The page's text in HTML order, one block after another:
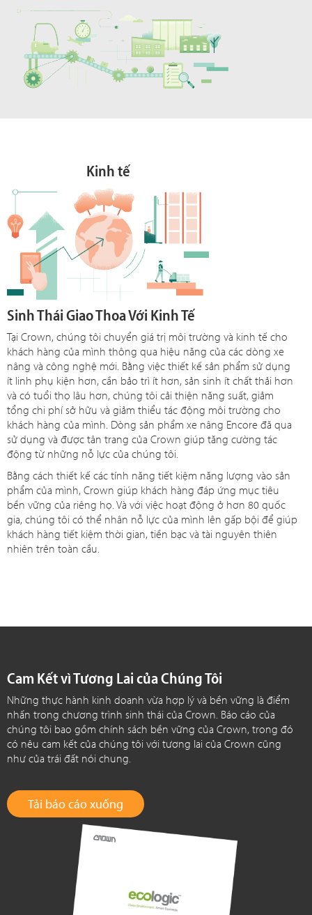
Kinh tế
Sinh Thái Giao Thoa Với Kinh Tế
Tại Crown, chúng tôi chuyển giá trị môi trường và kinh tế cho
khách hàng của mình thông qua hiệu năng của các dòng xe
nâng và công nghệ mới. Bằng việc thiết kế sản phẩm sử dụng
ít linh phụ kiện hơn, cần bảo trì ít hơn, sản sinh ít chất thải hơn
và có tuổi thọ lâu hơn, chúng tôi cải thiện năng suất, giảm
tổng chi phí sở hữu và giảm thiểu tác động môi trường cho
khách hàng của mình. Dòng sản phẩm xe nâng Encore đã qua
sử dụng và được tân trang của Crown giúp tăng cường tác
động từ những nỗ lực của chúng tôi.
Bằng cách thiết kế các tính năng tiết kiệm năng lượng vào sản
phẩm của mình, Crown giúp khách hàng đáp ứng mục tiêu
bền vững của riêng họ. Và với việc hoạt động ở hơn 80 quốc
gia, chúng tôi có thể nhân nỗ lực của mình lên gấp bội để giúp
khách hàng tiết kiệm thời gian, tiền bạc và tài nguyên thiên
nhiên trên toàn cầu.
Cam Kết vì Tương Lai của Chúng Tôi
Những thực hành kinh doanh vừa hợp lý và bền vững là điểm
nhấn trong chương trình sinh thái của Crown. Báo cáo của
chúng tôi bao gồm chính sách bền vững của Crown, trong đó
có nêu cam kết của chúng tôi với tương lai của Crown cũng
như của trái đất nói chung.
Tải báo cáo xuống